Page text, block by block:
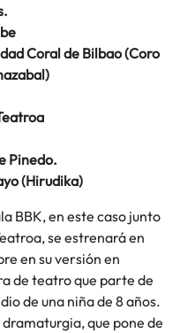
Coral de Bilbao (Coro
Pinedo.
(Hirudika)
BBK, en este caso junto
se estrenará en
en su versión en
de teatro que parte de
de una niña de 8 años.
que pone de